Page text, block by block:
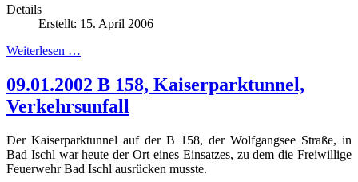
Details
Erstellt: 15. April 2006
Weiterlesen …
09.01.2002 B 158, Kaiserparktunnel,
Verkehrsunfall
Der Kaiserparktunnel auf der B 158, der Wolfgangsee Straße, in
Bad Ischl war heute der Ort eines Einsatzes, zu dem die Freiwillige
Feuerwehr Bad Ischl ausrücken musste.